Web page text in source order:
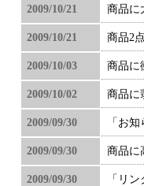
2009/10/21 商品に
2009/10/21 商品2
2009/10/03 商品に
2009/10/02 商品に
2009/09/30 「お
2009/09/30 商品に
2009/09/30 「リ